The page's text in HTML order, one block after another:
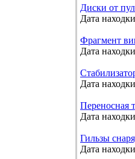
Диски от
Дата
Фрагмент
Дата
Дата
Переносная
Дата
Гильзы
Дата